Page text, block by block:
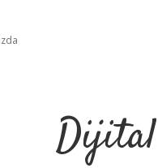
Dijital